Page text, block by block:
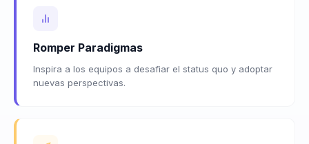
Romper Paradigmas
Inspira a los equipos a desafiar el status quo y adoptar
nuevas perspectivas.